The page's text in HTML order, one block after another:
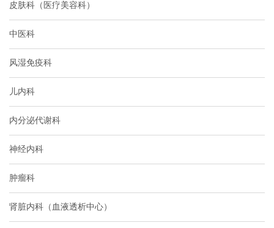
皮肤科（医疗美容科）
中医科
风湿免疫科
儿内科
内分泌代谢科
神经内科
肿瘤科
肾脏内科（血液透析中心）